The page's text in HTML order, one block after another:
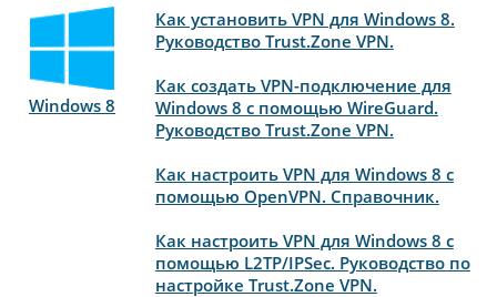
Windows 8
Как установить VPN для Windows 8.
Руководство Trust.Zone VPN.
Как создать VPN-подключение для
Windows 8 с помощью WireGuard.
Руководство Trust.Zone VPN.
Как настроить VPN для Windows 8 с
помощью OpenVPN. Справочник.
Как настроить VPN для Windows 8 с
помощью L2TP/IPSec. Руководство по
настройке Trust.Zone VPN.